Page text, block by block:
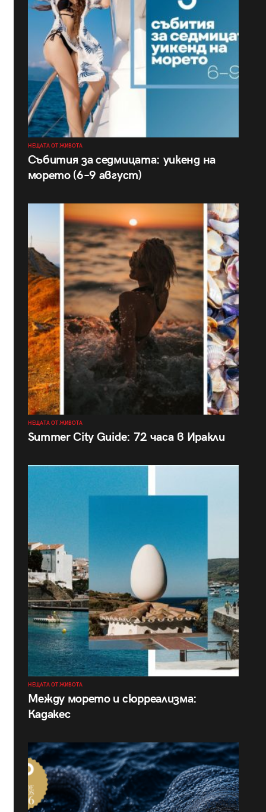
НЕЩАТА ОТ ЖИВОТА
Събития за седмицата: уикенд на
морето (6–9 август)
НЕЩАТА ОТ ЖИВОТА
Summer City Guide: 72 часа в Иракли
НЕЩАТА ОТ ЖИВОТА
Между морето и сюрреализма:
Кадакес